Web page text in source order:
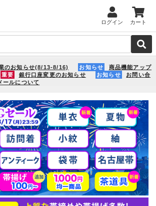
ログイン カート
のお知らせ(8/13-8/16) お知らせ
商品機能アップ
重要 銀行口座変更のお知らせ お知らせ
お問い合
ールについて